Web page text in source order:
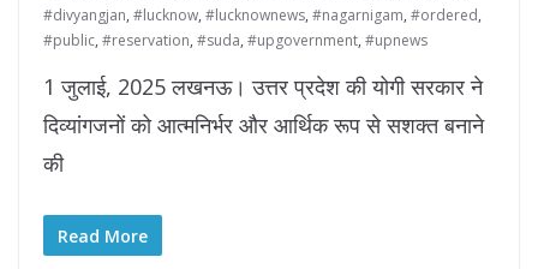
#divyangjan, #lucknow, #lucknownews, #nagarnigam, #ordered,
#public, #reservation, #suda, #upgovernment, #upnews
1 जुलाई, 2025 लखनऊ। उत्तर प्रदेश की योगी सरकार ने
दिव्यांगजनों को आत्मनिर्भर और आर्थिक रूप से सशक्त बनाने
की
Read More